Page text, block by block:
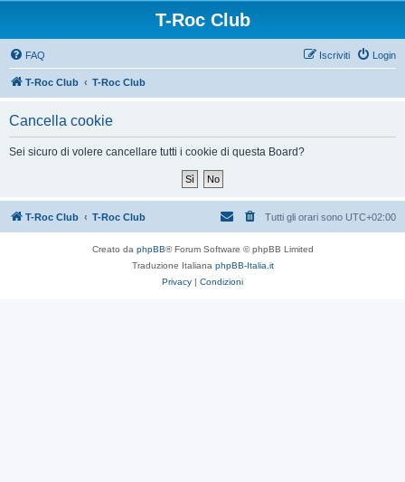
T-Roc Club
FAQ Login
Iscriviti
T-Roc Club T-Roc Club
Cancella cookie
Sei sicuro di volere cancellare tutti i cookie di questa Board?
T-Roc Club T-Roc Club Tutti gli orari sono UTC+02:00
Creato da phpBB® Forum Software © phpBB Limited
Traduzione Italiana phpBB-Italia.it
Privacy | Condizioni